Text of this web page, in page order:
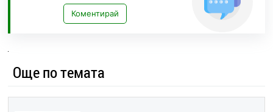
Коментирай
Още по темата